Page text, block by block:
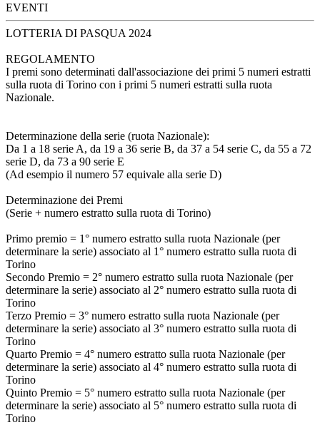
EVENTI
LOTTERIA DI PASQUA 2024
REGOLAMENTO
I premi sono determinati dall'associazione dei primi 5 numeri estratti
sulla ruota di Torino con i primi 5 numeri estratti sulla ruota
Nazionale.
Determinazione della serie (ruota Nazionale):
Da 1 a 18 serie A, da 19 a 36 serie B, da 37 a 54 serie C, da 55 a 72
serie D, da 73 a 90 serie E
(Ad esempio il numero 57 equivale alla serie D)
Determinazione dei Premi
(Serie + numero estratto sulla ruota di Torino)
Primo premio = 1° numero estratto sulla ruota Nazionale (per
determinare la serie) associato al 1° numero estratto sulla ruota di
Torino
Secondo Premio = 2° numero estratto sulla ruota Nazionale (per
determinare la serie) associato al 2° numero estratto sulla ruota di
Torino
Terzo Premio = 3° numero estratto sulla ruota Nazionale (per
determinare la serie) associato al 3° numero estratto sulla ruota di
Torino
Quarto Premio = 4° numero estratto sulla ruota Nazionale (per
determinare la serie) associato al 4° numero estratto sulla ruota di
Torino
Quinto Premio = 5° numero estratto sulla ruota Nazionale (per
determinare la serie) associato al 5° numero estratto sulla ruota di
Torino